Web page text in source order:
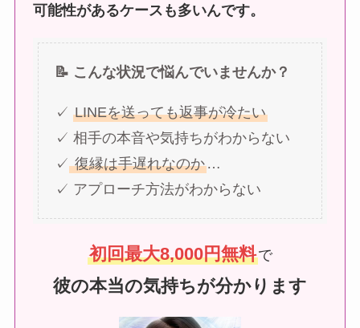
可能性があるケースも多いんです。
📝 こんな状況で悩んでいませんか？
✓LINEを送っても返事が冷たい
✓ 相手の本音や気持ちがわからない
✓復縁は手遅れなのか…
✓ アプローチ方法がわからない
初回最大8,000円無料で
彼の本当の気持ちが分かります